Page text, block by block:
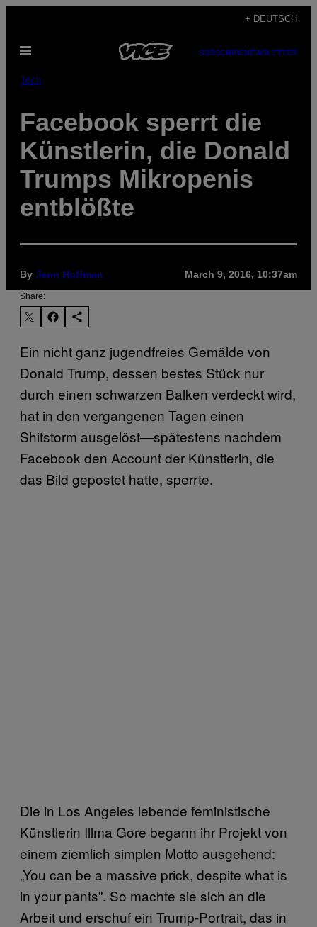
content
+ DEUTSCH
Open
SUBSCRIBENEWSLETTER
Tech
Facebook sperrt die
Künstlerin, die Donald
Trumps Mikropenis
entblößte
By Jenn Hoffman March 9, 2016, 10:37am
Share:
Ein nicht ganz jugendfreies Gemälde von
Donald Trump, dessen bestes Stück nur
durch einen schwarzen Balken verdeckt wird,
hat in den vergangenen Tagen einen
Shitstorm ausgelöst—spätestens nachdem
Facebook den Account der Künstlerin, die
das Bild gepostet hatte, sperrte.
Die in Los Angeles lebende feministische
Künstlerin Illma Gore begann ihr Projekt von
einem ziemlich simplen Motto ausgehend:
„You can be a massive prick, despite what is
in your pants”. So machte sie sich an die
Arbeit und erschuf ein Trump-Portrait, das in